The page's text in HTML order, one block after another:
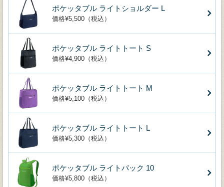
ポケッタブル ライトショルダー L
価格¥5,500（税込）
ポケッタブル ライトトート S
価格¥4,900（税込）
ポケッタブル ライトトート M
価格¥5,100（税込）
ポケッタブル ライトトート L
価格¥5,300（税込）
ポケッタブル ライトパック 10
価格¥5,800（税込）